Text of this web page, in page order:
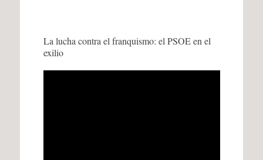
La lucha contra el franquismo: el PSOE en el
exilio